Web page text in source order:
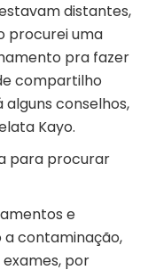
distantes,
procurei uma
pra fazer
compartilho
alguns conselhos,
Kayo.
para procurar
e
contaminação,
por